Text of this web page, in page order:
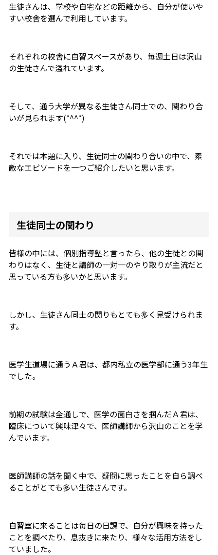
生徒さんは、学校や自宅などの距離から、自分が使いや
すい校舎を選んで利用しています。
それぞれの校舎に自習スペースがあり、毎週土日は沢山
の生徒さんで溢れています。
そして、通う大学が異なる生徒さん同士での、関わり合
いが見られます(*^^*)
それでは本題に入り、生徒同士の関わり合いの中で、素
敵なエピソードを一つご紹介したいと思います。
生徒同士の関わり
皆様の中には、個別指導塾と言ったら、他の生徒との関
わりはなく、生徒と講師の一対一のやり取りが主流だと
思っている方も多いかと思います。
しかし、生徒さん同士の関りもとても多く見受けられま
す。
医学生道場に通うＡ君は、都内私立の医学部に通う3年生
でした。
前期の試験は全通しで、医学の面白さを掴んだＡ君は、
臨床について興味津々で、医師講師から沢山のことを学
んでいます。
医師講師の話を聞く中で、疑問に思ったことを自ら調べ
ることがとても多い生徒さんです。
自習室に来ることは毎日の日課で、自分が興味を持った
ことを調べたり、息抜きに来たり、様々な活用方法をし
ていました。